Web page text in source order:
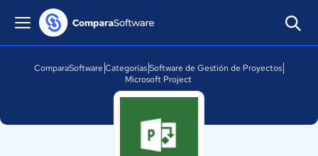
ComparaSoftware CategoríasSoftware de Gestión de Proyectos
Microsoft Project